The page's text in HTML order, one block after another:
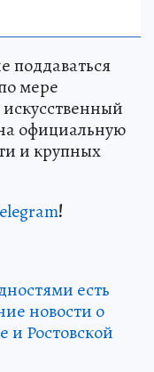
поддаваться
мере
официальную
и крупных
!
есть
новости о
и Ростовской